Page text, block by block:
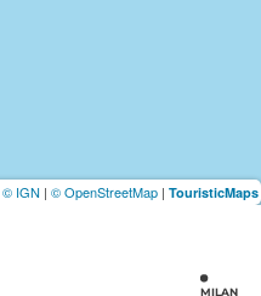
© IGN | © OpenStreetMap | TouristicMaps
MILAN